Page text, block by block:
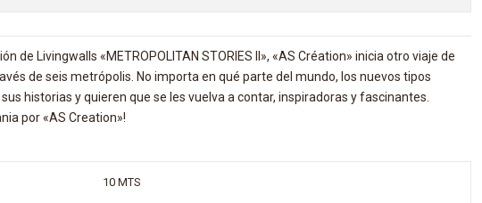
de Livingwalls «METROPOLITAN STORIES II», «AS Création» inicia otro viaje de
de seis metrópolis. No importa en qué parte del mundo, los nuevos tipos
historias y quieren que se les vuelva a contar, inspiradoras y fascinantes.
por «AS Creation»!
10 MTS